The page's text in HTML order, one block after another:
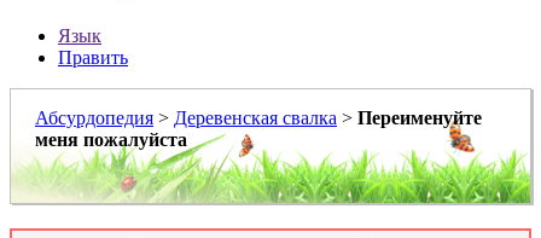
Язык
Править
Абсурдопедия > Деревенская свалка > Переименуйте
меня пожалуйста